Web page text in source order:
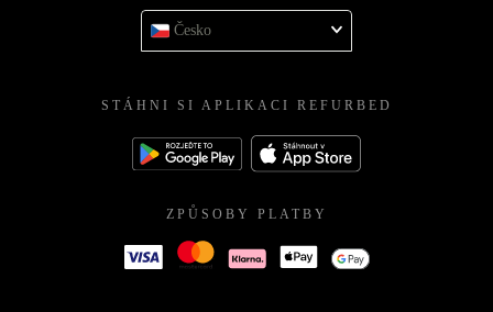
Česko
STÁHNI SI APLIKACI REFURBED
ZPŮSOBY PLATBY